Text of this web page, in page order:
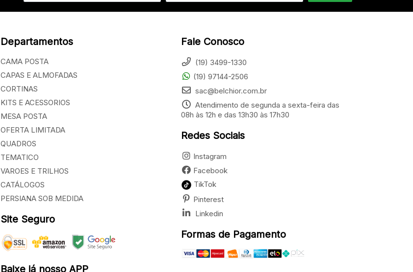
Departamentos
CAMA POSTA
CAPAS E ALMOFADAS
CORTINAS
KITS E ACESSORIOS
MESA POSTA
OFERTA LIMITADA
QUADROS
TEMATICO
VAROES E TRILHOS
CATÁLOGOS
PERSIANA SOB MEDIDA
Site Seguro
Baixe já nosso APP
Fale Conosco
(19) 3499-1330
(19) 97144-2506
sac@belchior.com.br
Atendimento de segunda a sexta-feira das
08h às 12h e das 13h30 às 17h30
Redes Sociais
Instagram
Facebook
TikTok
Pinterest
Linkedin
Formas de Pagamento